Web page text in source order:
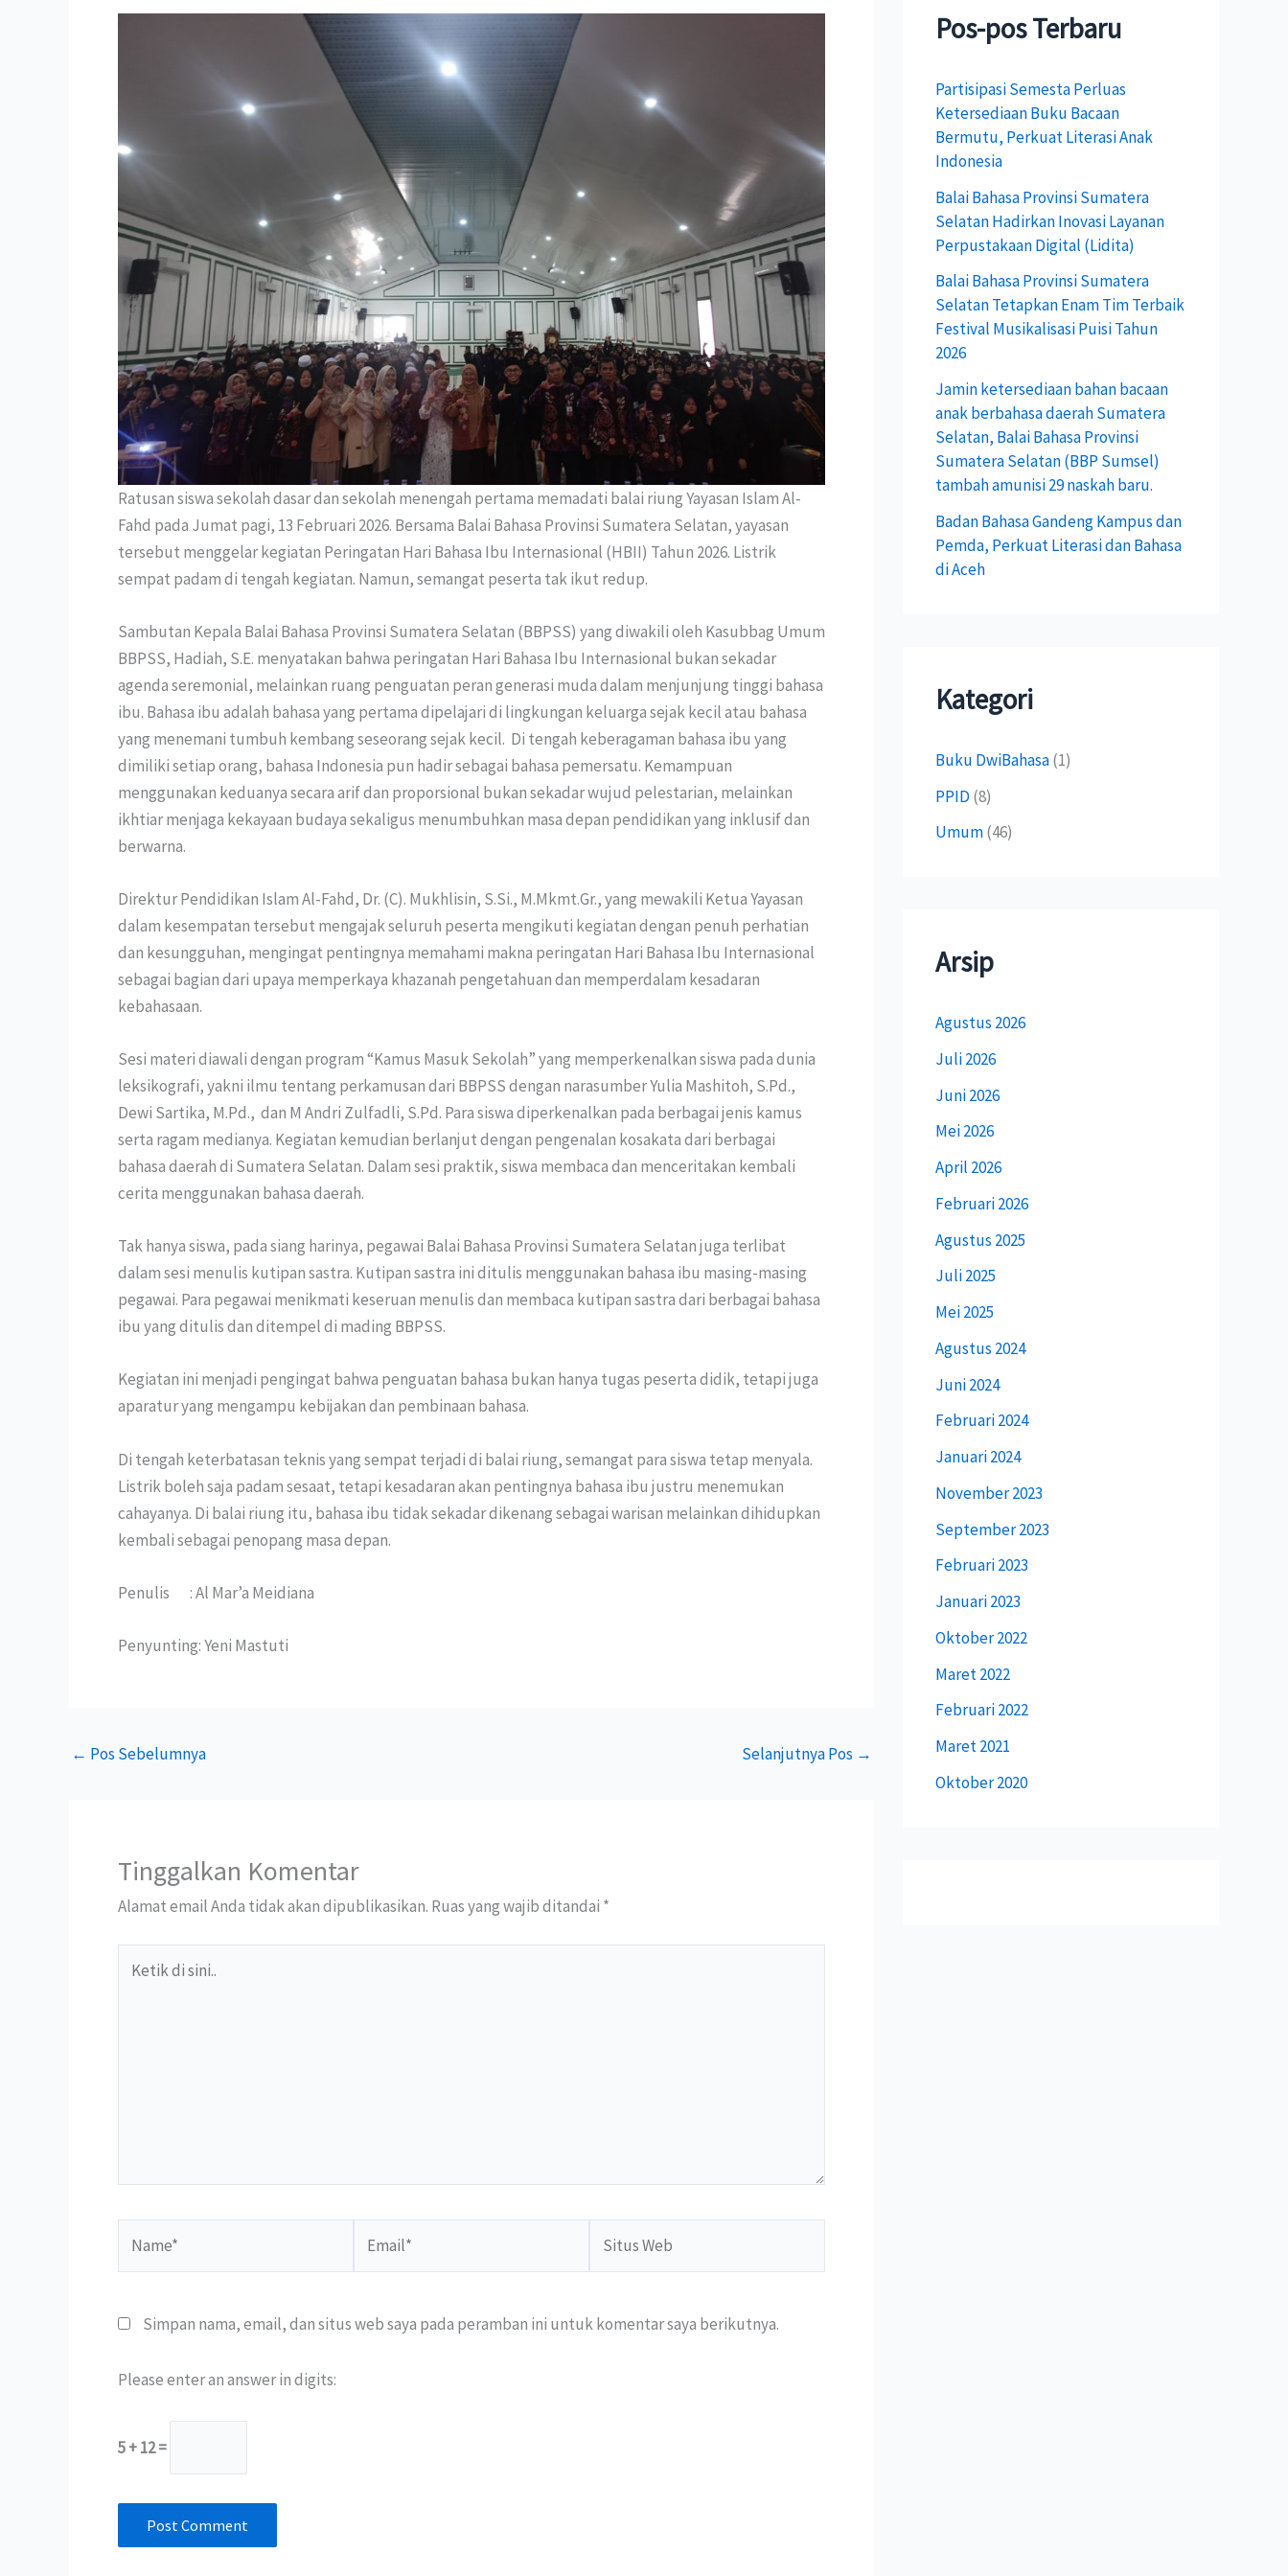
Ratusan siswa sekolah dasar dan sekolah menengah pertama memadati balai riung Yayasan Islam Al-
Fahd pada Jumat pagi, 13 Februari 2026. Bersama Balai Bahasa Provinsi Sumatera Selatan, yayasan
tersebut menggelar kegiatan Peringatan Hari Bahasa Ibu Internasional (HBII) Tahun 2026. Listrik
sempat padam di tengah kegiatan. Namun, semangat peserta tak ikut redup.
Sambutan Kepala Balai Bahasa Provinsi Sumatera Selatan (BBPSS) yang diwakili oleh Kasubbag Umum
BBPSS, Hadiah, S.E. menyatakan bahwa peringatan Hari Bahasa Ibu Internasional bukan sekadar
agenda seremonial, melainkan ruang penguatan peran generasi muda dalam menjunjung tinggi bahasa
ibu. Bahasa ibu adalah bahasa yang pertama dipelajari di lingkungan keluarga sejak kecil atau bahasa
yang menemani tumbuh kembang seseorang sejak kecil. Di tengah keberagaman bahasa ibu yang
dimiliki setiap orang, bahasa Indonesia pun hadir sebagai bahasa pemersatu. Kemampuan
menggunakan keduanya secara arif dan proporsional bukan sekadar wujud pelestarian, melainkan
ikhtiar menjaga kekayaan budaya sekaligus menumbuhkan masa depan pendidikan yang inklusif dan
berwarna.
Direktur Pendidikan Islam Al-Fahd, Dr. (C). Mukhlisin, S.Si., M.Mkmt.Gr., yang mewakili Ketua Yayasan
dalam kesempatan tersebut mengajak seluruh peserta mengikuti kegiatan dengan penuh perhatian
dan kesungguhan, mengingat pentingnya memahami makna peringatan Hari Bahasa Ibu Internasional
sebagai bagian dari upaya memperkaya khazanah pengetahuan dan memperdalam kesadaran
kebahasaan.
Sesi materi diawali dengan program “Kamus Masuk Sekolah” yang memperkenalkan siswa pada dunia
leksikografi, yakni ilmu tentang perkamusan dari BBPSS dengan narasumber Yulia Mashitoh, S.Pd.,
Dewi Sartika, M.Pd., dan M Andri Zulfadli, S.Pd. Para siswa diperkenalkan pada berbagai jenis kamus
serta ragam medianya. Kegiatan kemudian berlanjut dengan pengenalan kosakata dari berbagai
bahasa daerah di Sumatera Selatan. Dalam sesi praktik, siswa membaca dan menceritakan kembali
cerita menggunakan bahasa daerah.
Tak hanya siswa, pada siang harinya, pegawai Balai Bahasa Provinsi Sumatera Selatan juga terlibat
dalam sesi menulis kutipan sastra. Kutipan sastra ini ditulis menggunakan bahasa ibu masing-masing
pegawai. Para pegawai menikmati keseruan menulis dan membaca kutipan sastra dari berbagai bahasa
ibu yang ditulis dan ditempel di mading BBPSS.
Kegiatan ini menjadi pengingat bahwa penguatan bahasa bukan hanya tugas peserta didik, tetapi juga
aparatur yang mengampu kebijakan dan pembinaan bahasa.
Di tengah keterbatasan teknis yang sempat terjadi di balai riung, semangat para siswa tetap menyala.
Listrik boleh saja padam sesaat, tetapi kesadaran akan pentingnya bahasa ibu justru menemukan
cahayanya. Di balai riung itu, bahasa ibu tidak sekadar dikenang sebagai warisan melainkan dihidupkan
kembali sebagai penopang masa depan.
Penulis : Al Mar’a Meidiana
Penyunting: Yeni Mastuti
← Pos Sebelumnya Selanjutnya Pos →
Tinggalkan Komentar
Alamat email Anda tidak akan dipublikasikan. Ruas yang wajib ditandai *
Web
Simpan nama, email, dan situs web saya pada peramban ini untuk komentar saya berikutnya.
Please enter an answer in digits:
5 + 12 =
u
t
u
k
Pos-pos Terbaru
Partisipasi Semesta Perluas
Ketersediaan Buku Bacaan
Bermutu, Perkuat Literasi Anak
Indonesia
Balai Bahasa Provinsi Sumatera
Selatan Hadirkan Inovasi Layanan
Perpustakaan Digital (Lidita)
Balai Bahasa Provinsi Sumatera
Selatan Tetapkan Enam Tim Terbaik
Festival Musikalisasi Puisi Tahun
2026
Jamin ketersediaan bahan bacaan
anak berbahasa daerah Sumatera
Selatan, Balai Bahasa Provinsi
Sumatera Selatan (BBP Sumsel)
tambah amunisi 29 naskah baru.
Badan Bahasa Gandeng Kampus dan
Pemda, Perkuat Literasi dan Bahasa
di Aceh
Kategori
Buku DwiBahasa(1)
PPID (8)
Umum(46)
Arsip
Agustus 2026
Juli 2026
Juni 2026
Mei 2026
April 2026
Februari 2026
Agustus 2025
Juli 2025
Mei 2025
Agustus 2024
Juni 2024
Februari 2024
Januari 2024
November 2023
September 2023
Februari 2023
Januari 2023
Oktober 2022
Maret 2022
Februari 2022
Maret 2021
Oktober 2020